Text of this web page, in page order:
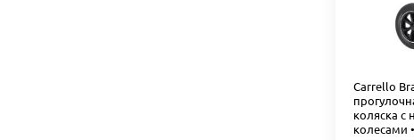
Carrello
коляска
колесами